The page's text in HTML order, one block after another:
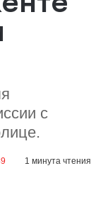
с
1 минута чтения